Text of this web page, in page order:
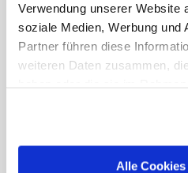
Verwendung unserer Website
soziale Medien, Werbung und
Partner führen diese
weiteren Daten zusammen,
Alle